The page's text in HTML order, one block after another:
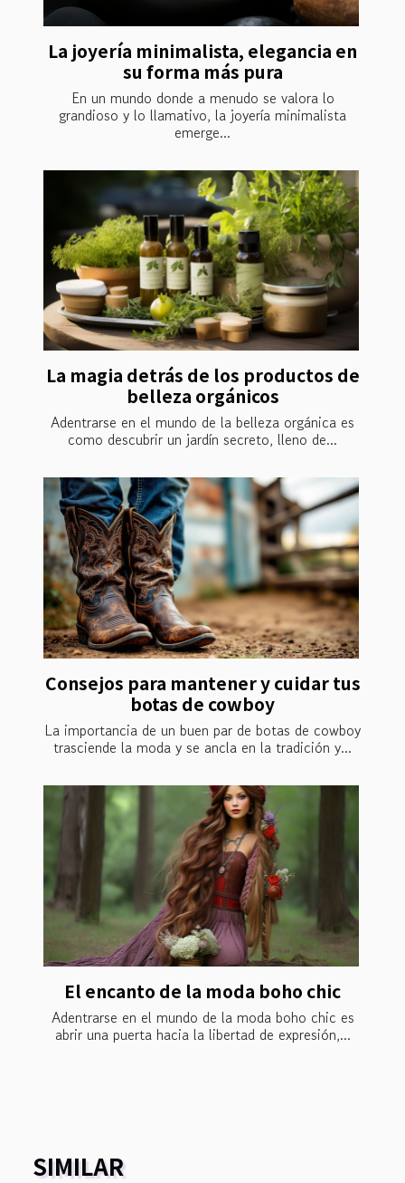
La joyería minimalista, elegancia en
su forma más pura
En un mundo donde a menudo se valora lo
grandioso y lo llamativo, la joyería minimalista
emerge...
La magia detrás de los productos de
belleza orgánicos
Adentrarse en el mundo de la belleza orgánica es
como descubrir un jardín secreto, lleno de...
Consejos para mantener y cuidar tus
botas de cowboy
La importancia de un buen par de botas de cowboy
trasciende la moda y se ancla en la tradición y...
El encanto de la moda boho chic
Adentrarse en el mundo de la moda boho chic es
abrir una puerta hacia la libertad de expresión,...
SIMILAR